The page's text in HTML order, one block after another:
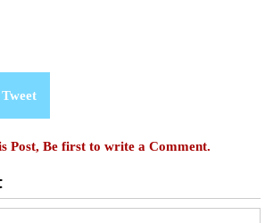
Tweet
Post, Be first to write a Comment.